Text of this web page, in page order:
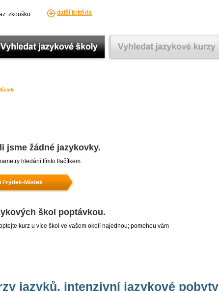
zkoušku další kritéria
jsme žádné jazykovky.
hledání tímto tlačítkem:
Frýdek-Místek
škol poptávkou.
kurz u více škol ve vašem okolí najednou; pomohou vám
jazyků, intenzivní jazykové pobyty